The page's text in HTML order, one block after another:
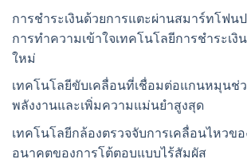
การชำระเงินด้วยการแตะผ่านสมาร์ทโฟน
การทำความเข้าใจเทคโนโลยีการชำระเ
ใหม่
เทคโนโลยีขับเคลื่อนที่เชื่อมต่อแกนหมุนช่
พลังงานและเพิ่มความแม่นยำสูงสุด
เทคโนโลยีกล้องตรวจจับการเคลื่อนไหวข
อนาคตของการโต้ตอบแบบไร้สัมผัส